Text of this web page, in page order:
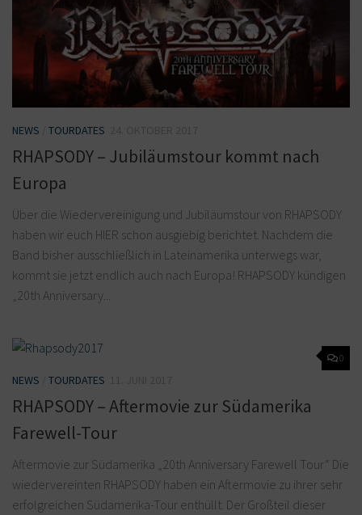
NEWS TOURDATES
RHAPSODY – Jubiläumstour kommt nach
Europa
Über die Wiedervereinigung und Jubiläumstour von RHAPSODY
haben wir euch HIER schon ausgiebig berichtet. Nachdem die
Band bisher ausschließlich in Lateinamerika unterwegs war,
kommt sie jetzt endlich auch nach Europa! RHAPSODY kündigen
„20th Anniversary...
0
NEWS TOURDATES
RHAPSODY – Aftermovie zur Südamerika
Farewell-Tour
Aftermovie zur Südamerika „20th Anniversary Farewell Tour“ Die
wiedervereinten RHAPSODY haben ein Aftermovie zu ihrer sehr
erfolgreichen Südamerika-Tour enthüllt. Der Großteil dieser